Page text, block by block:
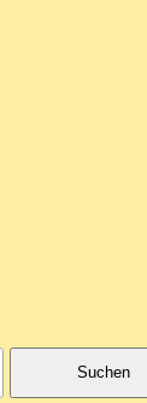
Suchen